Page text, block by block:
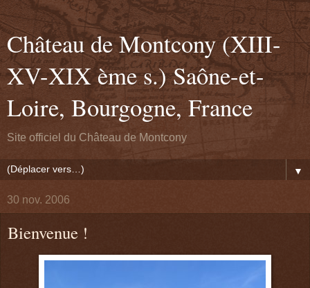
Château de Montcony (XIII-
XV-XIX ème s.) Saône-et-
Loire, Bourgogne, France
Site officiel du Château de Montcony
▼
30 nov. 2006
Bienvenue !